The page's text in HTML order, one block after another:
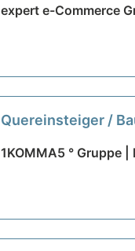
expert e-Commerce
Quereinsteiger /
1KOMMA5 ° Gruppe